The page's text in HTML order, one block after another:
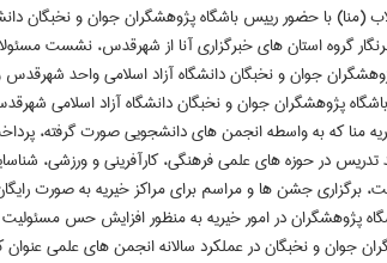
(منا) با حضور رییس باشگاه پژوهشگران جوان و نخبگان
گروه استان های خبرگزاری آنا از شهرقدس، نشست
جوان و نخبگان دانشگاه آزاد اسلامی واحد
پژوهشگران جوان و نخبگان دانشگاه آزاد اسلامی
منا که به واسطه انجمن های دانشجویی صورت گرفته،
در حوزه های علمی فرهنگی، کارآفرینی و ورزشی،
جشن ها و مراسم برای مراکز خیریه به صورت رایگان
پژوهشگران در امور خیریه به منظور افزایش حس
جوان و نخبگان در عملکرد سالانه انجمن های علمی عنوان